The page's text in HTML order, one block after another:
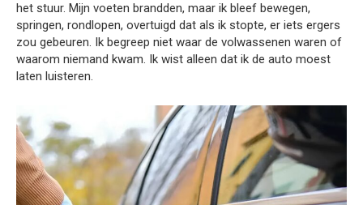
het stuur. Mijn voeten brandden, maar ik bleef bewegen,
springen, rondlopen, overtuigd dat als ik stopte, er iets ergers
zou gebeuren. Ik begreep niet waar de volwassenen waren of
waarom niemand kwam. Ik wist alleen dat ik de auto moest
laten luisteren.